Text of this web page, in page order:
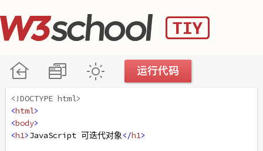
<!DOCTYPE html>
<html>
<body>
<h1>JavaScript 可迭代对象</h1>